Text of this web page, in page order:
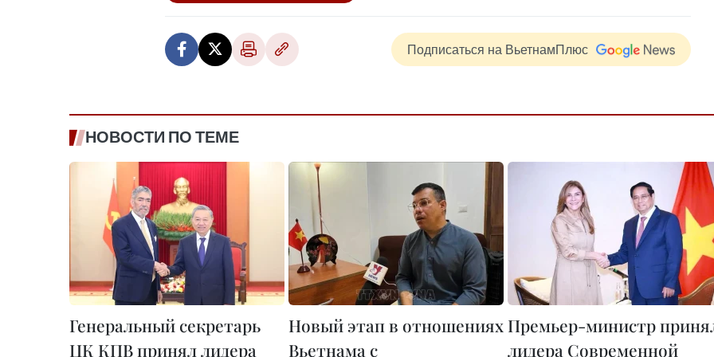
Подписаться на ВьетнамПлюс
НОВОСТИ ПО ТЕМЕ
Генеральный секретарь
ЦК КПВ принял лидера
Новый этап в отношениях
Вьетнама с
Премьер-министр
лидера Современной